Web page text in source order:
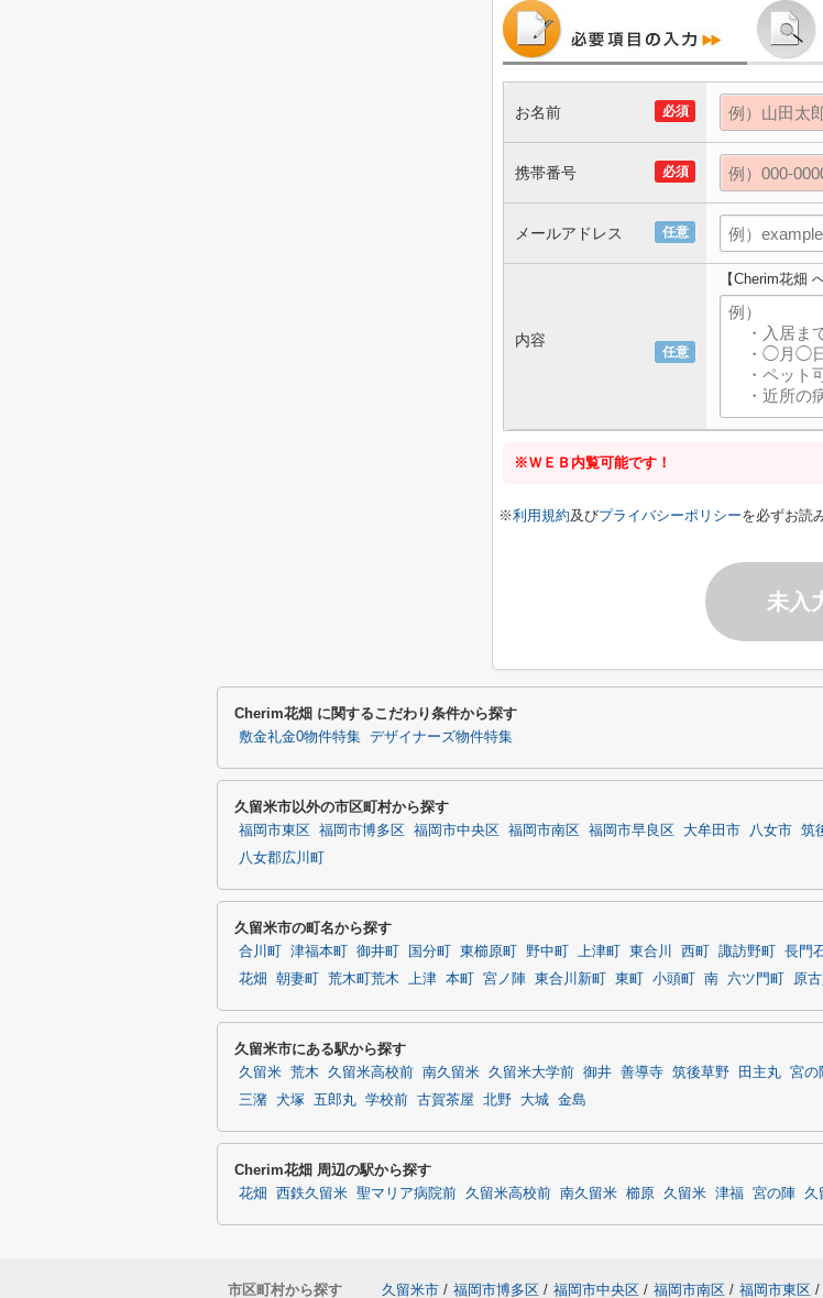
必須
お名前
必須
携帯番号
任意
メールアドレス
任意
内容
【Cherim花畑
※ＷＥＢ内覧可能です！
※利用規約及びプライバシーポリシーを必ずお読
未入
Cherim花畑 に関するこだわり条件から探す
敷金礼金0物件特集 デザイナーズ物件特集
久留米市以外の市区町村から探す
福岡市東区 福岡市博多区 福岡市中央区 福岡市南区 福岡市早良区 大牟田市 八女市 筑
八女郡広川町
久留米市の町名から探す
合川町 津福本町 御井町 国分町 東櫛原町 野中町 上津町 東合川 西町 諏訪野町 長門
花畑
朝妻町 荒木町荒木 上津 本町 宮ノ陣 東合川新町 東町 小頭町 南 六ツ門町 原古
久留米市にある駅から探す
久留米 荒木 久留米高校前 南久留米 久留米大学前 御井 善導寺 筑後草野 田主丸 宮の
三潴 犬塚 五郎丸 学校前 古賀茶屋 北野 大城 金島
Cherim花畑 周辺の駅から探す
花畑 西鉄久留米 聖マリア病院前 久留米高校前 南久留米 櫛原 久留米 津福 宮の陣 久
市区町村から探す 久留米市 / 福岡市博多区 / 福岡市中央区 / 福岡市南区 / 福岡市東区 /